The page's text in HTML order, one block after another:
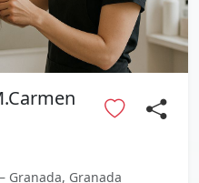
Granada, Granada